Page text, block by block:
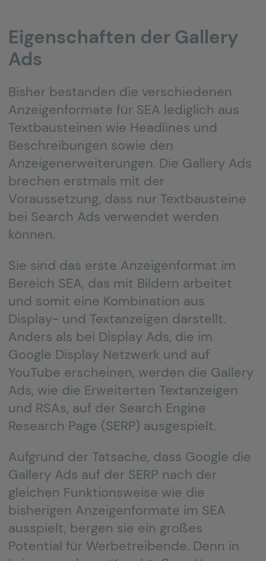
Eigenschaften der Gallery
Ads
Bisher bestanden die verschiedenen
Anzeigenformate für SEA lediglich aus
Textbausteinen wie Headlines und
Beschreibungen sowie den
Anzeigenerweiterungen. Die Gallery Ads
brechen erstmals mit der
Voraussetzung, dass nur Textbausteine
bei Search Ads verwendet werden
können.
Sie sind das erste Anzeigenformat im
Bereich SEA, das mit Bildern arbeitet
und somit eine Kombination aus
Display- und Textanzeigen darstellt.
Anders als bei Display Ads, die im
Google Display Netzwerk und auf
YouTube erscheinen, werden die Gallery
Ads, wie die Erweiterten Textanzeigen
und RSAs, auf der Search Engine
Research Page (SERP) ausgespielt.
Aufgrund der Tatsache, dass Google die
Gallery Ads auf der SERP nach der
gleichen Funktionsweise wie die
bisherigen Anzeigenformate im SEA
ausspielt, bergen sie ein großes
Potential für Werbetreibende. Denn in